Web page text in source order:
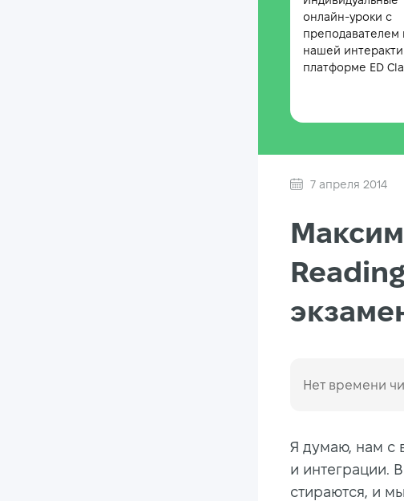
онлайн-уроки с
преподавателем
нашей
платформе ED
7 апреля 2014
Нет времени
Я думаю, нам с
и интеграции.
стираются, и